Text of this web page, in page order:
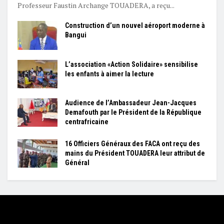
Professeur Faustin Archange TOUADERA, a reçu...
Construction d’un nouvel aéroport moderne à
Bangui
L’association «Action Solidaire» sensibilise
les enfants à aimer la lecture
Audience de l’Ambassadeur Jean-Jacques
Demafouth par le Président de la République
centrafricaine
16 Officiers Généraux des FACA ont reçu des
mains du Président TOUADERA leur attribut de
Général